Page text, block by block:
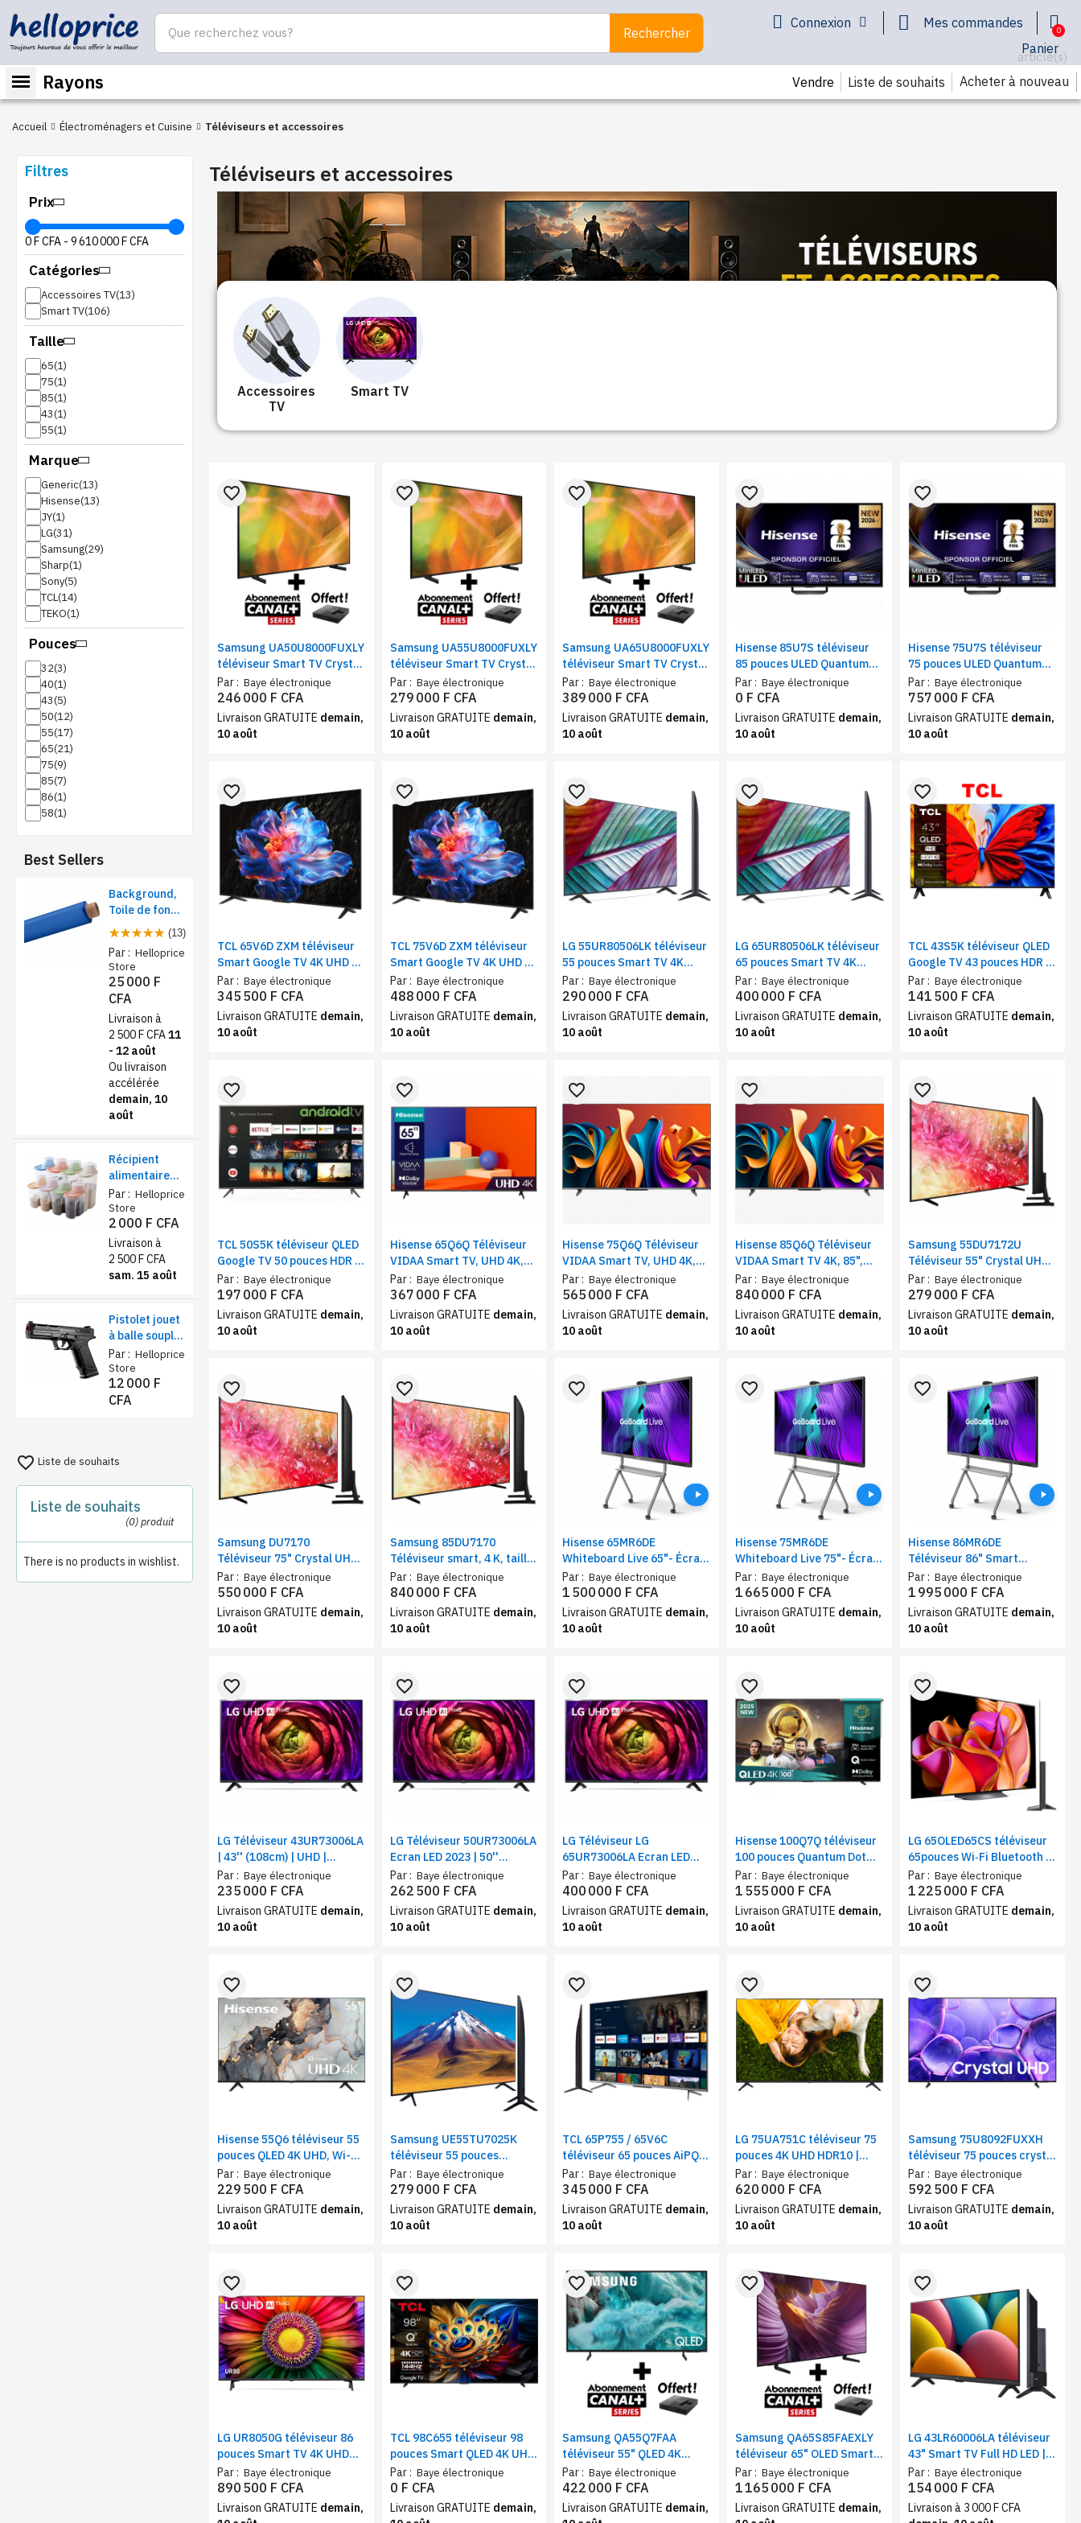
Rechercher
Connexion
Mes commandes
Panier
article(s)
Rayons Vendre Liste de souhaits Acheter à nouveau
Accueil Électroménagers et Cuisine Téléviseurs et accessoires
Filtres
Prix
0 F CFA - 9 610 000 F CFA
Catégories
Accessoires TV
Smart TV
Taille
65
75
85
43
55
Marque
Generic
Hisense
JY
LG
Samsung
Sharp
Sony
TCL
TEKO
Pouces
32
40
43
50
55
65
75
85
86
58
Best Sellers
Background,
Toile de fond
papier pour
studio photo -
Rose foncé
(13)
Par : Helloprice
Store
25 000 F
CFA
Livraison à
2 500 F CFA11
- 12 août
Ou livraison
accélérée
demain, 10
août
Récipient
alimentaire
de stockage
1,9L – farine,
sucre et thé
Par : Helloprice
Store
2 000 F CFA
Livraison à
2 500 F CFA
sam. 15 août
Pistolet jouet
à balle souple
sécurisé –
Éjection de
coquilles et
chargeur
Par : Helloprice
Store
12 000 F
CFA
favorite_border Liste de souhaits
Liste de souhaits
(0)produit
There is no products in wishlist.
Téléviseurs et accessoires
Accessoires
TV
Smart TV
Samsung UA50U8000FUXLY
téléviseur Smart TV Crystal
UHD 4K | Ecran 50 pouces
Tizen HDR Wi-Fi +
Abonnement CANAL+
Par : Baye électronique
favorite_border
246 000 F CFA
Livraison GRATUITE demain,
10 août
Samsung UA55U8000FUXLY
téléviseur Smart TV Crystal
UHD 4K | Ecran 55" Tizen
HDR Wi-Fi + Abonnement
CANAL+
Par : Baye électronique
favorite_border
279 000 F CFA
Livraison GRATUITE demain,
10 août
Samsung UA65U8000FUXLY
téléviseur Smart TV Crystal
UHD 4K | Ecran 65pouces
Tizen HDR Wi-Fi +
Abonnement CANAL+
Par : Baye électronique
favorite_border
389 000 F CFA
Livraison GRATUITE demain,
10 août
Hisense 85U7S téléviseur
85 pouces ULED Quantum
Mini-LED | Smart TV Wi-Fi,
Bluetooth 4K VIDAA Dolby
Vision Atmos
Par : Baye électronique
favorite_border
0 F CFA
Livraison GRATUITE demain,
10 août
Hisense 75U7S téléviseur
75 pouces ULED Quantum
Mini-LED | Smart TV Wi-Fi,
Bluetooth 4K VIDAA Dolby
Vision Atmos
Par : Baye électronique
favorite_border
757 000 F CFA
Livraison GRATUITE demain,
10 août
TCL 65V6D ZXM téléviseur
Smart Google TV 4K UHD –
Ecran 65 pouces, Wi-Fi,
HDR10, contrôle vocal
Par : Baye électronique
favorite_border
345 500 F CFA
Livraison GRATUITE demain,
10 août
TCL 75V6D ZXM téléviseur
Smart Google TV 4K UHD –
Ecran 75 pouces, Wi-Fi,
HDR10, contrôle vocal
Par : Baye électronique
favorite_border
488 000 F CFA
Livraison GRATUITE demain,
10 août
LG 55UR80506LK téléviseur
55 pouces Smart TV 4K
UHD, AI processor 4K Gen6,
Wi-Fi, Bluetooth, webOS,
HDR10
Par : Baye électronique
favorite_border
290 000 F CFA
Livraison GRATUITE demain,
10 août
LG 65UR80506LK téléviseur
65 pouces Smart TV 4K
UHD, AI processor 4K Gen6,
Wi-Fi, Bluetooth, webOS,
HDR10
Par : Baye électronique
favorite_border
400 000 F CFA
Livraison GRATUITE demain,
10 août
TCL 43S5K téléviseur QLED
Google TV 43 pouces HDR |
Smart TV Wi-Fi, Bluetooth
et assistant google
Par : Baye électronique
favorite_border
141 500 F CFA
Livraison GRATUITE demain,
10 août
TCL 50S5K téléviseur QLED
Google TV 50 pouces HDR |
Smart TV Wi-Fi, Bluetooth
et assistant google
Par : Baye électronique
favorite_border
197 000 F CFA
Livraison GRATUITE demain,
10 août
Hisense 65Q6Q Téléviseur
VIDAA Smart TV, UHD 4K,
65", Dolby vision, Partage
vocal, Bluetooth, Youtube,
Netflix
Par : Baye électronique
favorite_border
367 000 F CFA
Livraison GRATUITE demain,
10 août
Hisense 75Q6Q Téléviseur
VIDAA Smart TV, UHD 4K,
75", Dolby vision, Partage
vocal, Bluetooth, Youtube,
Netflix
Par : Baye électronique
favorite_border
565 000 F CFA
Livraison GRATUITE demain,
10 août
Hisense 85Q6Q Téléviseur
VIDAA Smart TV 4K, 85",
Dolby vision, Partage vocal,
Bluetooth, Youtube
Par : Baye électronique
favorite_border
840 000 F CFA
Livraison GRATUITE demain,
10 août
Samsung 55DU7172U
Téléviseur 55" Crystal UHD
4K ultra HD, Wifi, Bluetooth,
LED
Par : Baye électronique
favorite_border
279 000 F CFA
Livraison GRATUITE demain,
10 août
Samsung DU7170
Téléviseur 75" Crystal UHD
Smart TV, Wifi, Bluetooth,
LED
Par : Baye électronique
favorite_border
550 000 F CFA
Livraison GRATUITE demain,
10 août
Samsung 85DU7170
Téléviseur smart, 4 K, taille
de l'écran 85", Crystal UHD,
Wifi, Netflix, YouTube
Par : Baye électronique
favorite_border
840 000 F CFA
Livraison GRATUITE demain,
10 août
Hisense 65MR6DE
Whiteboard Live 65"- Écran
interactif avancé, caméra
4K intégrée
Par : Baye électronique
favorite_border
1 500 000 F CFA
Livraison GRATUITE demain,
10 août
Hisense 75MR6DE
Whiteboard Live 75"- Écran
interactif avancé, caméra
4K intégrée
Par : Baye électronique
favorite_border
1 665 000 F CFA
Livraison GRATUITE demain,
10 août
Hisense 86MR6DE
Téléviseur 86" Smart
whiteboard UHD 4K tactile
Par : Baye électronique
favorite_border
1 995 000 F CFA
Livraison GRATUITE demain,
10 août
LG Téléviseur 43UR73006LA
| 43'' (108cm) | UHD |
Processeur α5 AI 4K Gen6
Par : Baye électronique
favorite_border
235 000 F CFA
Livraison GRATUITE demain,
10 août
LG Téléviseur 50UR73006LA
Ecran LED 2023 | 50''
(126cm) | UHD | Processeur
α5 AI 4K Gen6
Par : Baye électronique
favorite_border
262 500 F CFA
Livraison GRATUITE demain,
10 août
LG Téléviseur LG
65UR73006LA Ecran LED
2023 | 65'' (164 cm) | UHD |
Processeur α5 AI 4K Gen6
Par : Baye électronique
favorite_border
400 000 F CFA
Livraison GRATUITE demain,
10 août
Hisense 100Q7Q téléviseur
100 pouces Quantum Dot
VIDAA – Smart TV Wi-Fi 4K
QLED 144 Hz Dolby Vision
Atmos HDMI 2.1
Par : Baye électronique
favorite_border
1 555 000 F CFA
Livraison GRATUITE demain,
10 août
LG 65OLED65CS téléviseur
65pouces Wi‑Fi Bluetooth –
Smart TV 4K webOS HDR
Dolby Vision Atmos HDMI
2.1
Par : Baye électronique
favorite_border
1 225 000 F CFA
Livraison GRATUITE demain,
10 août
Hisense 55Q6 téléviseur 55
pouces QLED 4K UHD, Wi-Fi
Bluetooth – Smart VIDAA
TV Dolby Vision HDR10 DTS
Virtual:X
Par : Baye électronique
favorite_border
229 500 F CFA
Livraison GRATUITE demain,
10 août
Samsung UE55TU7025K
téléviseur 55 pouces
Crystal UHD 4K | Smart TV
HDR PurColor Wi-Fi HDMI
USB
Par : Baye électronique
favorite_border
279 000 F CFA
Livraison GRATUITE demain,
10 août
TCL 65P755 / 65V6C
téléviseur 65 pouces AiPQ
Processor | Smart Google
TV 4K UHD Dolby Vision
Atmos HDMI 2.1 Wi-Fi
Par : Baye électronique
favorite_border
345 000 F CFA
Livraison GRATUITE demain,
10 août
LG 75UA751C téléviseur 75
pouces 4K UHD HDR10 |
Smart TV webOS Wi-Fi,
Bluetooth, HDMI, USB,
AirPlay google cast
Par : Baye électronique
favorite_border
620 000 F CFA
Livraison GRATUITE demain,
10 août
Samsung 75U8092FUXXH
téléviseur 75 pouces crystal
UHD 4K HDR10+ | Smart TV
Tizen Wi-Fi Bluetooth HDMI
motion Xcelerator
Par : Baye électronique
favorite_border
592 500 F CFA
Livraison GRATUITE demain,
10 août
LG UR8050G téléviseur 86
pouces Smart TV 4K UHD
Grand écran, Wi-Fi,
Bluetooth, webOS 23,
HDR10 Pro, Processeur IA
a5 Gen6
Par : Baye électronique
favorite_border
890 500 F CFA
Livraison GRATUITE demain,
TCL 98C655 téléviseur 98
pouces Smart QLED 4K UHD
| Google TV, Wi-Fi,
Bluetooth, Dolby Atmos,
HDR10+
Par : Baye électronique
favorite_border
0 F CFA
Livraison GRATUITE demain,
Samsung QA55Q7FAA
téléviseur 55" QLED 4K
Smart TV | Tizen OS,
HDR10+, Assistant Vocal,
Wi-Fi
Par : Baye électronique
favorite_border
422 000 F CFA
Livraison GRATUITE demain,
Samsung QA65S85FAEXLY
téléviseur 65" OLED Smart
TV 4K | Wi-Fi, Bluetooth,
Dolby Atmos, HDMI
2.1,100Hz
Par : Baye électronique
favorite_border
1 165 000 F CFA
Livraison GRATUITE demain,
LG 43LR60006LA téléviseur
43" Smart TV Full HD LED |
Ecran HDR10 Pro ThinQ AI,
webOS 23, Wi-Fi Bluetooth
Par : Baye électronique
favorite_border
154 000 F CFA
Livraison à 3 000 F CFA